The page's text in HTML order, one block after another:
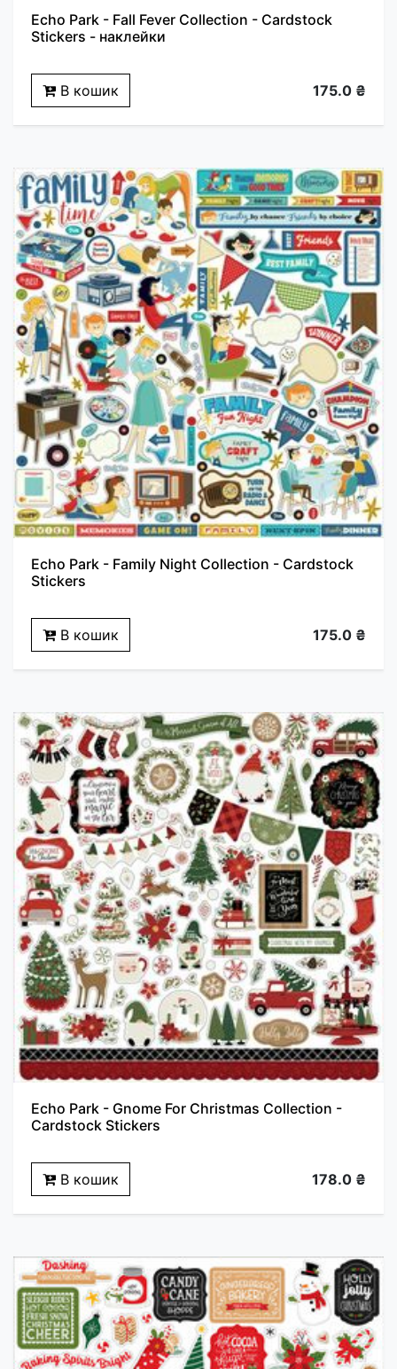
Echo Park - Fall Fever Collection - Cardstock
Stickers - наклейки
В кошик 175.0 ₴
Echo Park - Family Night Collection - Cardstock
Stickers
В кошик 175.0 ₴
Echo Park - Gnome For Christmas Collection -
Cardstock Stickers
В кошик 178.0 ₴